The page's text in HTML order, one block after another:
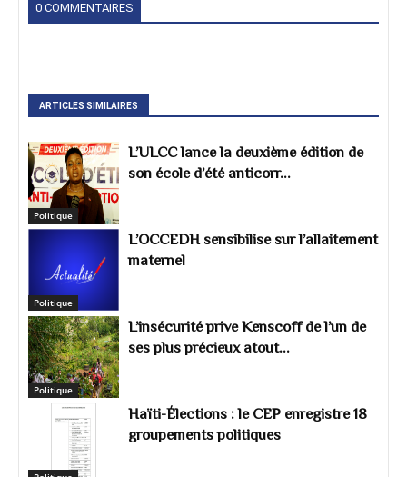
0 COMMENTAIRES
ARTICLES SIMILAIRES
Politique
L’ULCC lance la deuxième édition de
son école d’été anticorr...
Politique
L’OCCEDH sensibilise sur l’allaitement
maternel
Politique
L’insécurité prive Kenscoff de l’un de
ses plus précieux atout...
Haïti-Élections : le CEP enregistre 18
groupements politiques